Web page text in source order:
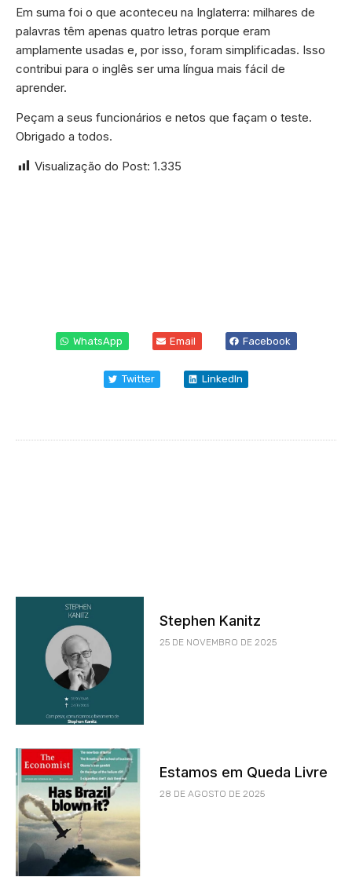
Em suma foi o que aconteceu na Inglaterra: milhares de
palavras têm apenas quatro letras porque eram
amplamente usadas e, por isso, foram simplificadas. Isso
contribui para o inglês ser uma língua mais fácil de
aprender.
Peçam a seus funcionários e netos que façam o teste.
Obrigado a todos.
Visualização do Post: 1.335
WhatsApp Email Facebook
Twitter LinkedIn
Stephen Kanitz
25 DE NOVEMBRO DE 2025
Estamos em Queda Livre
28 DE AGOSTO DE 2025